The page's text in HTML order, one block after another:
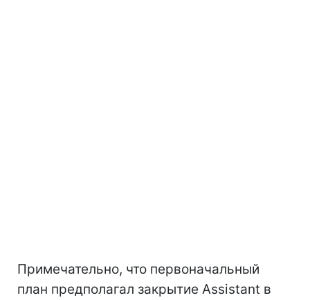
Примечательно, что первоначальный
план предполагал закрытие Assistant в